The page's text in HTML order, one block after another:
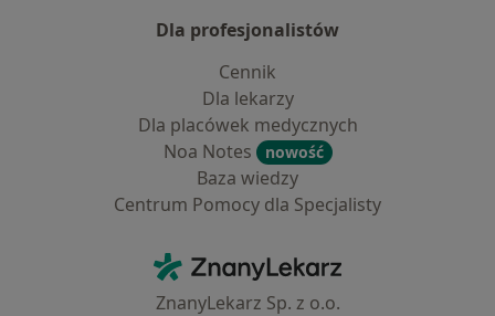
Dla profesjonalistów
Cennik
Dla lekarzy
Dla placówek medycznych
Noa Notes
nowość
Baza wiedzy
Centrum Pomocy dla Specjalisty
ZnanyLekarz - Strona główna
ZnanyLekarz Sp. z o.o.